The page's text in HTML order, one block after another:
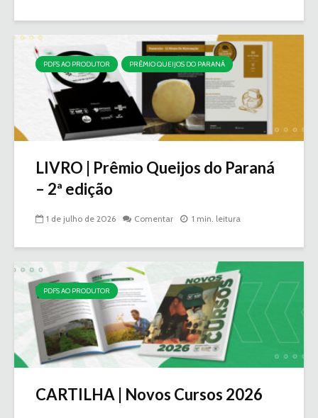
PDFS AO PRODUTOR PRÊMIO QUEIJOS DO PARANÁ
LIVRO | Prêmio Queijos do Paraná
– 2ª edição
1 de julho de 2026 Comentar 1 min. leitura
PDFS AO PRODUTOR
CARTILHA | Novos Cursos 2026